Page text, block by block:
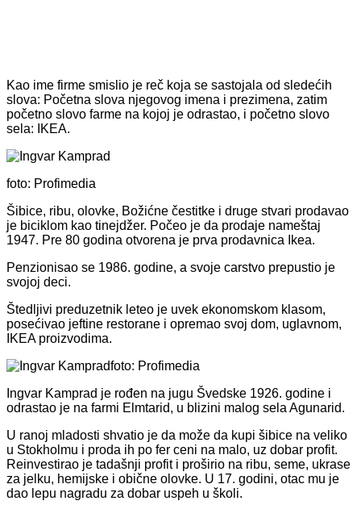
Kao ime firme smislio je reč koja se sastojala od sledećih
slova: Početna slova njegovog imena i prezimena, zatim
početno slovo farme na kojoj je odrastao, i početno slovo
sela: IKEA.
foto: Profimedia
Šibice, ribu, olovke, Božićne čestitke i druge stvari prodavao
je biciklom kao tinejdžer. Počeo je da prodaje nameštaj
1947. Pre 80 godina otvorena je prva prodavnica Ikea.
Penzionisao se 1986. godine, a svoje carstvo prepustio je
svojoj deci.
Štedljivi preduzetnik leteo je uvek ekonomskom klasom,
posećivao jeftine restorane i opremao svoj dom, uglavnom,
IKEA proizvodima.
foto: Profimedia
Ingvar Kamprad je rođen na jugu Švedske 1926. godine i
odrastao je na farmi Elmtarid, u blizini malog sela Agunarid.
U ranoj mladosti shvatio je da može da kupi šibice na veliko
u Stokholmu i proda ih po fer ceni na malo, uz dobar profit.
Reinvestirao je tadašnji profit i proširio na ribu, seme, ukrase
za jelku, hemijske i obične olovke. U 17. godini, otac mu je
dao lepu nagradu za dobar uspeh u školi.